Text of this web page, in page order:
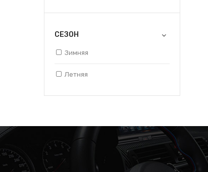
СЕЗОН
Зимняя
Летняя